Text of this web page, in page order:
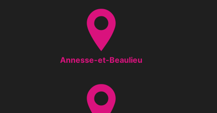
Annesse-et-Beaulieu